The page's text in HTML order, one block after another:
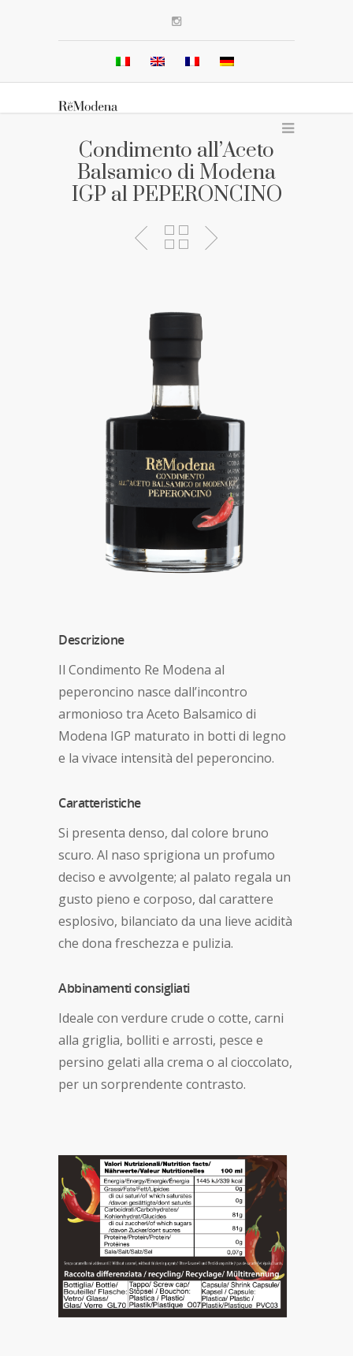
Condimento all’Aceto
Balsamico di Modena
IGP al PEPERONCINO
Descrizione
Il Condimento Re Modena al
peperoncino nasce dall’incontro
armonioso tra Aceto Balsamico di
Modena IGP maturato in botti di legno
e la vivace intensità del peperoncino.
Caratteristiche
Si presenta denso, dal colore bruno
scuro. Al naso sprigiona un profumo
deciso e avvolgente; al palato regala un
gusto pieno e corposo, dal carattere
esplosivo, bilanciato da una lieve acidità
che dona freschezza e pulizia.
Abbinamenti consigliati
Ideale con verdure crude o cotte, carni
alla griglia, bolliti e arrosti, pesce e
persino gelati alla crema o al cioccolato,
per un sorprendente contrasto.